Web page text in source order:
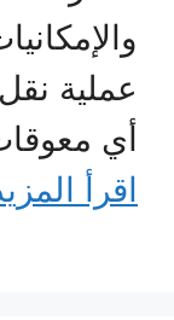
عملية
أي
اقرأ